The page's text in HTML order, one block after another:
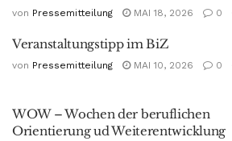
von Pressemitteilung MAI 18, 2026 0
Veranstaltungstipp im BiZ
von Pressemitteilung MAI 10, 2026 0
WOW – Wochen der beruflichen
Orientierung ud Weiterentwicklung